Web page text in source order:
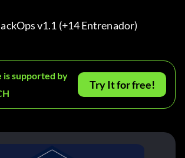
v1.1 (+14 Entrenador)
is supported by
Try It for free!